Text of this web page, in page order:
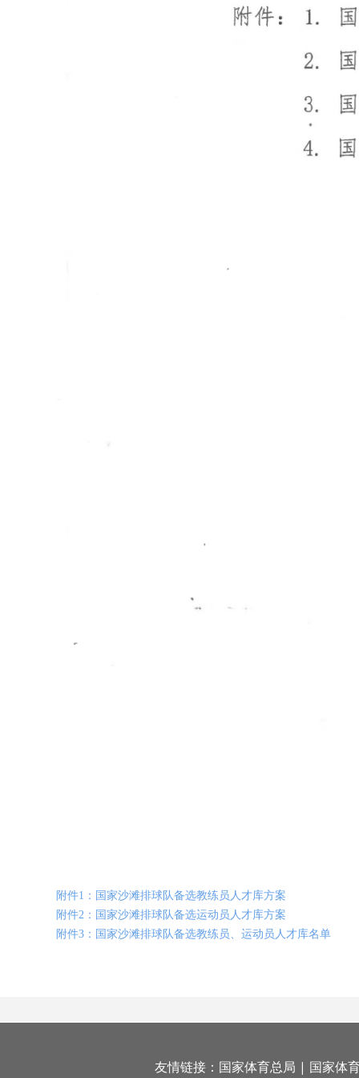
附件1：国家沙滩排球队备选教练员人才库方案
附件2：国家沙滩排球队备选运动员人才库方案
附件3：国家沙滩排球队备选教练员、运动员人才库名单
友情链接： 国家体育总局 | 国家体